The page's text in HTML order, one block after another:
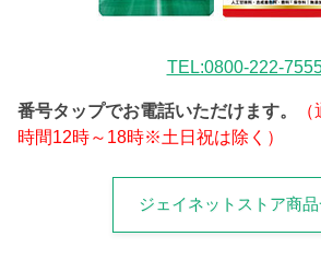
TEL:0800-222-
番号タップでお電話いただけます。
時間12時～18時※土日祝は除く）
ジェイネットストア商